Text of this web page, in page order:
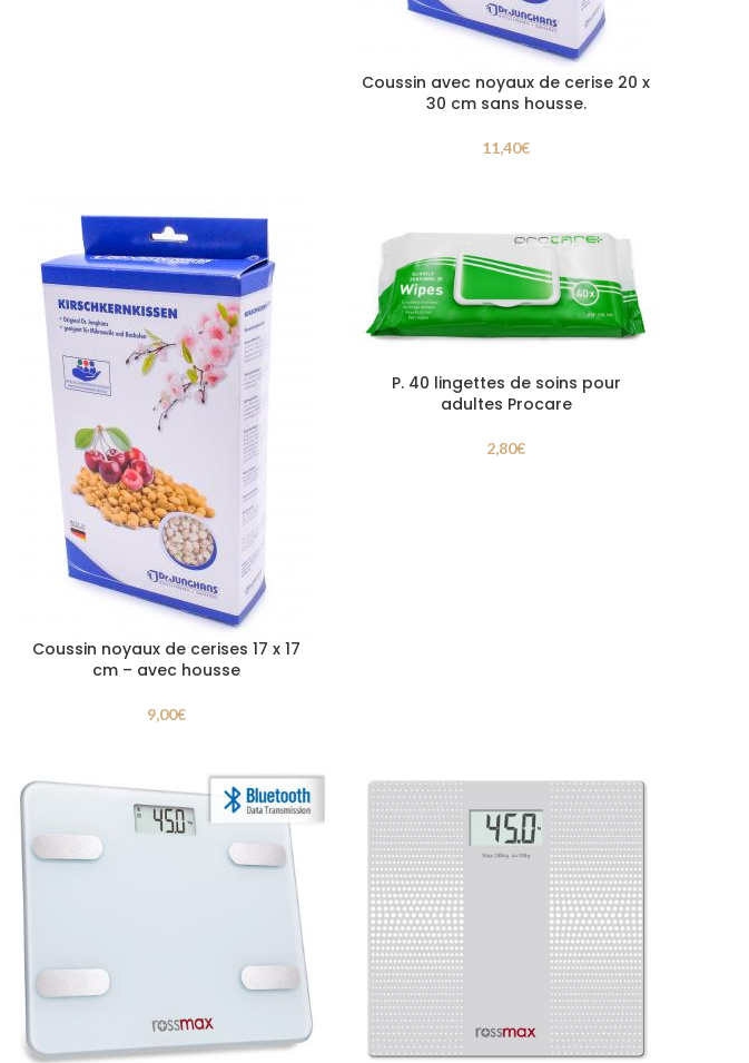
Coussin avec noyaux de cerise 20 x
30 cm sans housse.
11,40€
Coussin noyaux de cerises 17 x 17
cm – avec housse
9,00€
P. 40 lingettes de soins pour
adultes Procare
2,80€